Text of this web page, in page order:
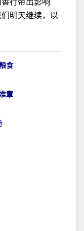
行带出影响
明天继续，以
食
章